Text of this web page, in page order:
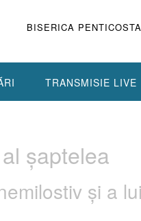
BISERICA
TRANSMISIE LIVE
şaptelea
şi a